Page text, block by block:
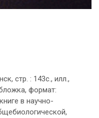
стр. : 143с., илл.,
формат:
в научно-